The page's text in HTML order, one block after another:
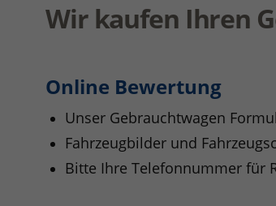
Wir kaufen Ihren
Online Bewertung
Unser Gebrauchtwagen
Fahrzeugbilder und
Bitte Ihre Telefonnummer für